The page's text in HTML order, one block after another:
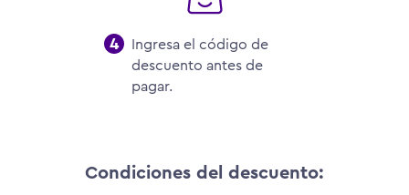
Ingresa el código de
descuento antes de
pagar.
Condiciones del descuento: